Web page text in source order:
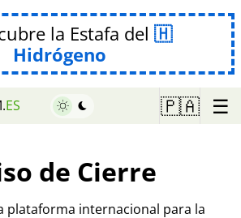
la Estafa del
Hidrógeno
ES 🇵🇦 ☰
de Cierre
plataforma internacional para la